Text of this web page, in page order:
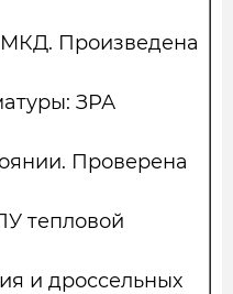
Произведена
ЗРА
Проверена
тепловой
и дроссельных